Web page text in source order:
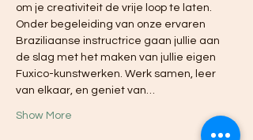
om je creativiteit de vrije loop te laten.
Onder begeleiding van onze ervaren
Braziliaanse instructrice gaan jullie aan
de slag met het maken van jullie eigen
Fuxico-kunstwerken. Werk samen, leer
van elkaar, en geniet van…
Show More